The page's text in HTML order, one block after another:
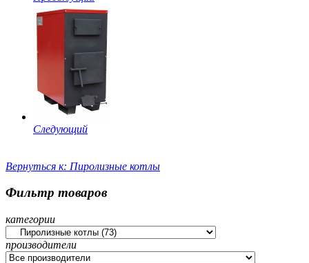
Следующий
Вернуться к: Пиролизные котлы
Фильтр товаров
категории
производители